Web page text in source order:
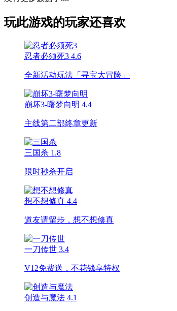
玩此游戏的玩家还喜欢
忍者必须死3 4.6
全新活动玩法「寻宝大冒险」
崩坏3-曙梦向明 4.4
主线第二部终章更新
三国杀 1.8
限时秒杀开启
想不想修真 4.4
道友请留步，想不想修真
一刀传世 3.4
V12免费送，不花钱享特权
创造与魔法 4.1